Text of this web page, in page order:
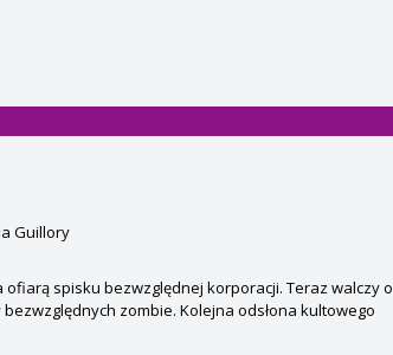
Guillory
ofiarą spisku bezwzględnej korporacji. Teraz walczy o
zombie. Kolejna odsłona kultowego